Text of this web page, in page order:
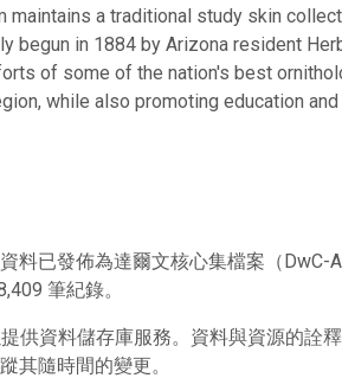
maintains a traditional study skin
begun in 1884 by Arizona resident
of some of the nation's best
while also promoting education
料已發佈為達爾文核心集檔案（DwC-
筆紀錄。
供資料儲存庫服務。資料與資源的詮
其隨時間的變更。